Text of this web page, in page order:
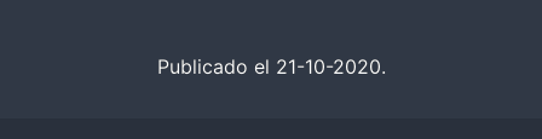
Publicado el 21-10-2020.